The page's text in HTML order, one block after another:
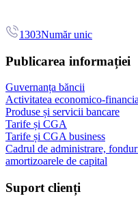
1303Număr unic
Publicarea informației
Guvernanța băncii
Activitatea economico-
Produse și servicii bancare
Tarife și CGA
Tarife și CGA business
Cadrul de administrare,
amortizoarele de capital
Suport clienți